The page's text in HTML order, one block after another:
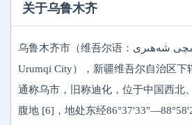
关于乌鲁木齐
乌鲁木齐市（维吾尔语：ئۈرۈمچى شەھىرى‎，英文名：
Urumqi City），新疆维吾尔自治区下
通称乌市，旧称迪化，位于中国西北
腹地 [6]，地处东经